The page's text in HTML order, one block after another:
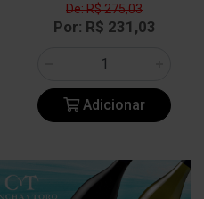
De: R$ 275,03
Por: R$ 231,03
Adicionar